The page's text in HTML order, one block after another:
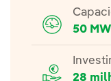
50 MW
28